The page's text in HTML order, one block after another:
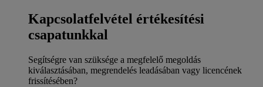
Kapcsolatfelvétel értékesítési
csapatunkkal
Segítségre van szüksége a megfelelő megoldás
kiválasztásában, megrendelés leadásában vagy licencének
frissítésében?